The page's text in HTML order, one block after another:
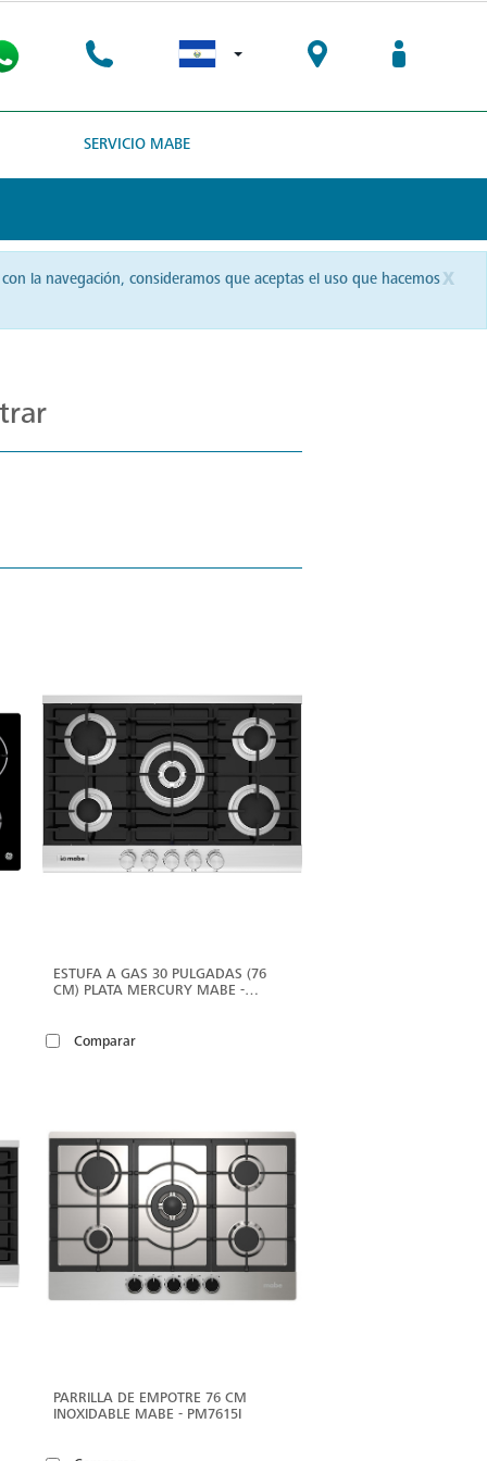
SERVICIO MABE
x
la navegación, consideramos que aceptas el uso que hacemos
ESTUFA A GAS 30 PULGADAS (76
CM) PLATA MERCURY MABE -
Comparar
PARRILLA DE EMPOTRE 76 CM
INOXIDABLE MABE - PM7615I